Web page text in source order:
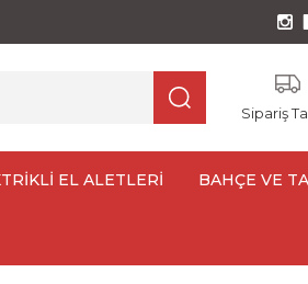
Sipariş
EL ALETLERİ BAHÇE VE